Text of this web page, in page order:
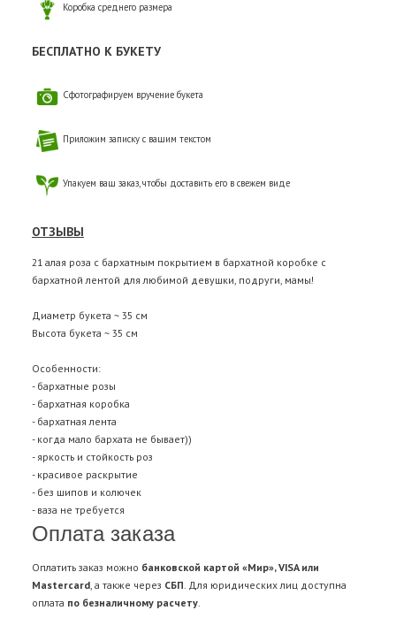
Коробка среднего размера
БЕСПЛАТНО К БУКЕТУ
Сфотографируем вручение букета
Приложим записку с вашим текстом
Упакуем ваш заказ, чтобы доставить его в свежем виде
ОТЗЫВЫ
21 алая роза с бархатным покрытием в бархатной коробке с
бархатной лентой для любимой девушки, подруги, мамы!
Диаметр букета ~ 35 см
Высота букета ~ 35 см
Особенности:
- бархатные розы
- бархатная коробка
- бархатная лента
- когда мало бархата не бывает))
- яркость и стойкость роз
- красивое раскрытие
- без шипов и колючек
- ваза не требуется
Оплата заказа
Оплатить заказ можно банковской картой «Мир», VISA или
Mastercard, а также через СБП. Для юридических лиц доступна
оплата по безналичному расчету.